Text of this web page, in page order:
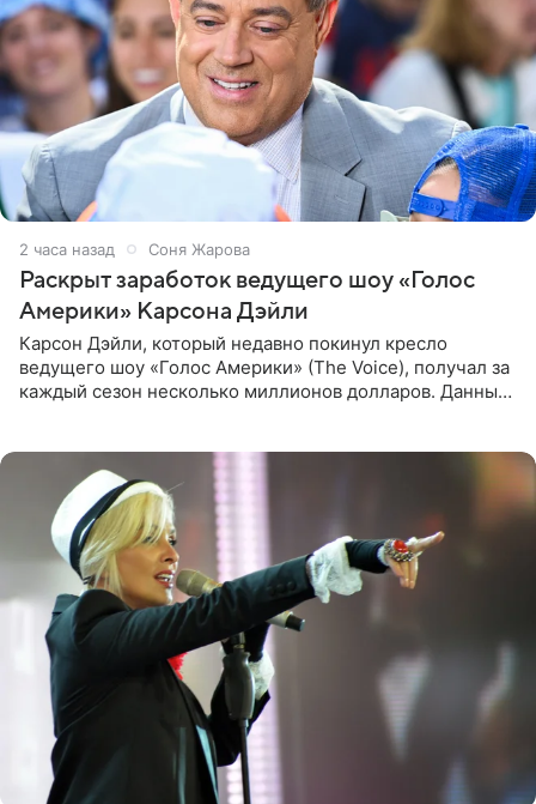
2 часа назад Соня Жарова
Раскрыт заработок ведущего шоу «Голос
Америки» Карсона Дэйли
Карсон Дэйли, который недавно покинул кресло
ведущего шоу «Голос Америки» (The Voice), получал за
каждый сезон несколько миллионов долларов. Данные